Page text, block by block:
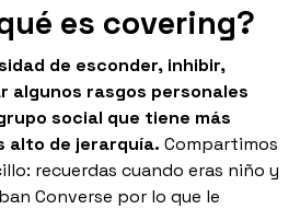
es covering?
de esconder, inhibir,
algunos rasgos personales
social que tiene más
alto de jerarquía. Compartimos
recuerdas cuando eras niño y
Converse por lo que le